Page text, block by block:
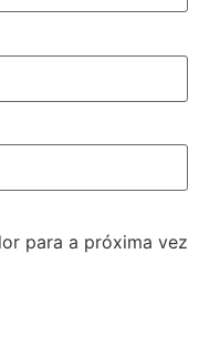
para a próxima vez